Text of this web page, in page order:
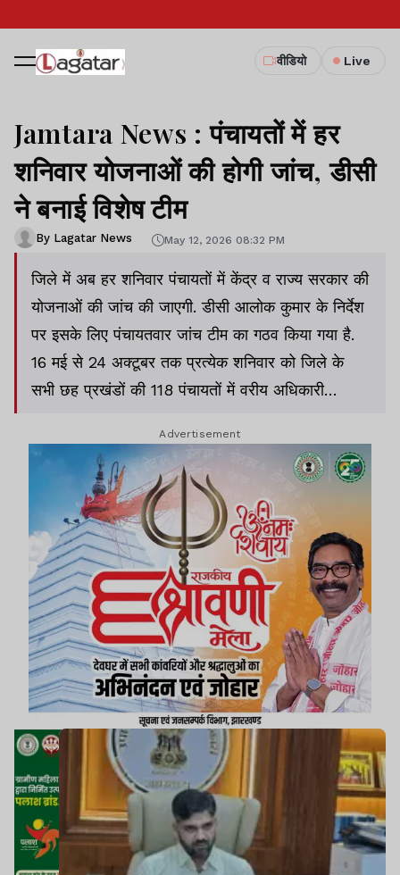
वीडियो Live
Jamtara News : पंचायतों में हर
शनिवार योजनाओं की होगी जांच, डीसी
ने बनाई विशेष टीम
By Lagatar News May 12, 2026 08:32 PM
जिले में अब हर शनिवार पंचायतों में केंद्र व राज्य सरकार की
योजनाओं की जांच की जाएगी. डीसी आलोक कुमार के निर्देश
पर इसके लिए पंचायतवार जांच टीम का गठव किया गया है.
16 मई से 24 अक्टूबर तक प्रत्येक शनिवार को जिले के
सभी छह प्रखंडों की 118 पंचायतों में वरीय अधिकारी
Advertisement